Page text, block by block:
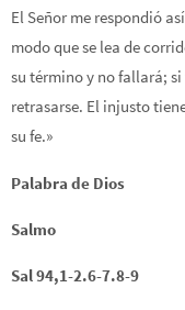
El Señor me respondió
modo que se lea de
su término y no fallará;
retrasarse. El injusto
su fe.»
Palabra de Dios
Salmo
Sal 94,1-2.6-7.8-9